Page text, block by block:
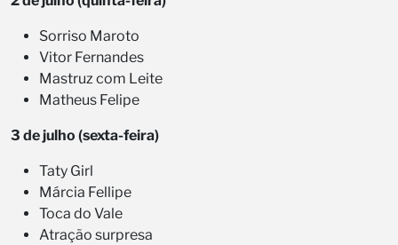
Sorriso Maroto
Vitor Fernandes
Mastruz com Leite
Matheus Felipe
3 de julho (sexta-feira)
Taty Girl
Márcia Fellipe
Toca do Vale
Atração surpresa